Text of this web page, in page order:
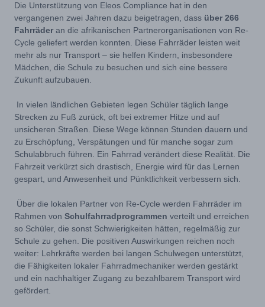
Die Unterstützung von Eleos Compliance hat in den
vergangenen zwei Jahren dazu beigetragen, dass über 266
Fahrräder an die afrikanischen Partnerorganisationen von Re-
Cycle geliefert werden konnten. Diese Fahrräder leisten weit
mehr als nur Transport – sie helfen Kindern, insbesondere
Mädchen, die Schule zu besuchen und sich eine bessere
Zukunft aufzubauen.
In vielen ländlichen Gebieten legen Schüler täglich lange
Strecken zu Fuß zurück, oft bei extremer Hitze und auf
unsicheren Straßen. Diese Wege können Stunden dauern und
zu Erschöpfung, Verspätungen und für manche sogar zum
Schulabbruch führen. Ein Fahrrad verändert diese Realität. Die
Fahrzeit verkürzt sich drastisch, Energie wird für das Lernen
gespart, und Anwesenheit und Pünktlichkeit verbessern sich.
Über die lokalen Partner von Re-Cycle werden Fahrräder im
Rahmen von Schulfahrradprogrammen verteilt und erreichen
so Schüler, die sonst Schwierigkeiten hätten, regelmäßig zur
Schule zu gehen. Die positiven Auswirkungen reichen noch
weiter: Lehrkräfte werden bei langen Schulwegen unterstützt,
die Fähigkeiten lokaler Fahrradmechaniker werden gestärkt
und ein nachhaltiger Zugang zu bezahlbarem Transport wird
gefördert.